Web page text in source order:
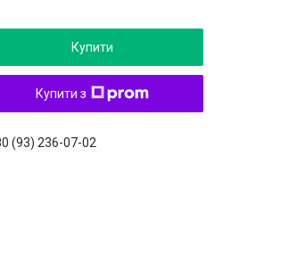
Купити
Купити з
(93) 236-07-02